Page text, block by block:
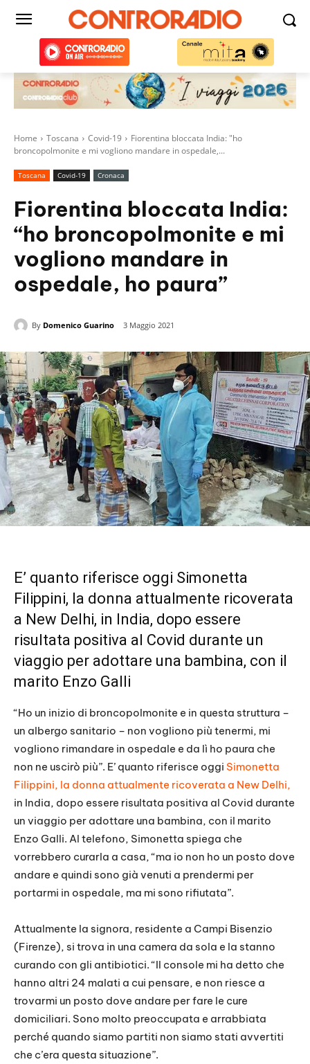
Home Toscana Covid-19
Fiorentina bloccata India: "ho
broncopolmonite e mi vogliono mandare in ospedale,...
Toscana Covid-19 Cronaca
Fiorentina bloccata India:
“ho broncopolmonite e mi
vogliono mandare in
ospedale, ho paura”
By Domenico Guarino 3 Maggio 2021
E’ quanto riferisce oggi Simonetta
Filippini, la donna attualmente ricoverata
a New Delhi, in India, dopo essere
risultata positiva al Covid durante un
viaggio per adottare una bambina, con il
marito Enzo Galli
“Ho un inizio di broncopolmonite e in questa struttura –
un albergo sanitario – non vogliono più tenermi, mi
vogliono rimandare in ospedale e da lì ho paura che
non ne uscirò più”. E’ quanto riferisce oggi Simonetta
Filippini, la donna attualmente ricoverata a New Delhi,
in India, dopo essere risultata positiva al Covid durante
un viaggio per adottare una bambina, con il marito
Enzo Galli. Al telefono, Simonetta spiega che
vorrebbero curarla a casa, “ma io non ho un posto dove
andare e quindi sono già venuti a prendermi per
portarmi in ospedale, ma mi sono rifiutata”.
Attualmente la signora, residente a Campi Bisenzio
(Firenze), si trova in una camera da sola e la stanno
curando con gli antibiotici. “Il console mi ha detto che
hanno altri 24 malati a cui pensare, e non riesce a
trovarmi un posto dove andare per fare le cure
domiciliari. Sono molto preoccupata e arrabbiata
perché quando siamo partiti non siamo stati avvertiti
che c’era questa situazione”.